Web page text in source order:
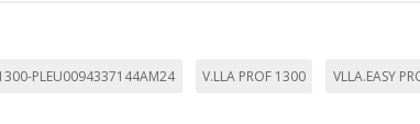
PLEU0094337144AM24 V.LLA PROF 1300 VLLA.EASY